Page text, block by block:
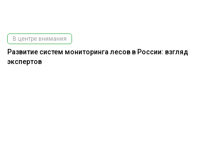
В центре внимания
Развитие систем мониторинга лесов в России: взгляд
экспертов